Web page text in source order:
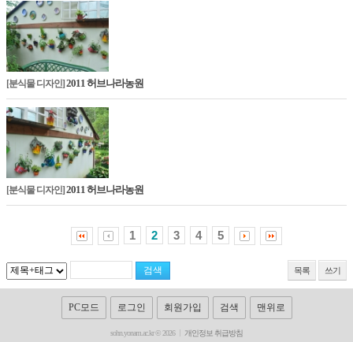
[분식물 디자인]2011 허브나라농원
[분식물 디자인]2011 허브나라농원
1 2 3 4 5
목록 쓰기
PC모드 로그인 회원가입 검색 맨위로
sohn.yonam.ac.kr © 2026 개인정보 취급방침